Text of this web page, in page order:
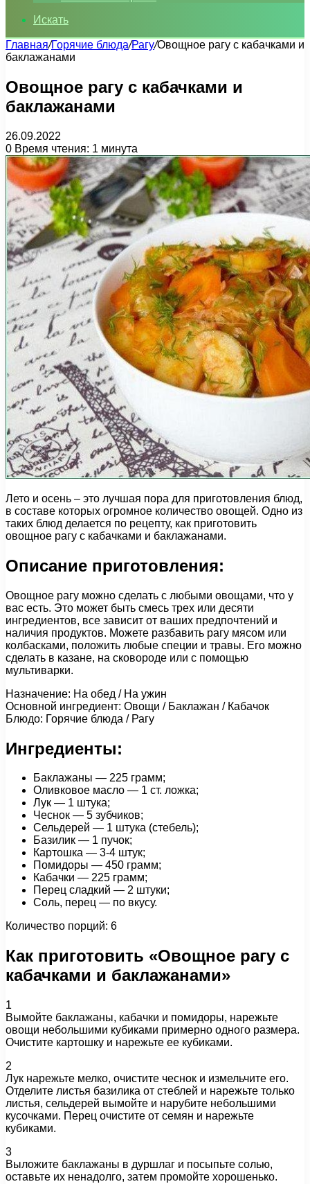
Искать
Главная/Горячие блюда/Рагу/Овощное рагу с кабачками и
баклажанами
Овощное рагу с кабачками и
баклажанами
26.09.2022
0 Время чтения: 1 минута
Лето и осень – это лучшая пора для приготовления блюд,
в составе которых огромное количество овощей. Одно из
таких блюд делается по рецепту, как приготовить
овощное рагу с кабачками и баклажанами.
Описание приготовления:
Овощное рагу можно сделать с любыми овощами, что у
вас есть. Это может быть смесь трех или десяти
ингредиентов, все зависит от ваших предпочтений и
наличия продуктов. Можете разбавить рагу мясом или
колбасками, положить любые специи и травы. Его можно
сделать в казане, на сковороде или с помощью
мультиварки.
Назначение: На обед / На ужин
Основной ингредиент: Овощи / Баклажан / Кабачок
Блюдо: Горячие блюда / Рагу
Ингредиенты:
Баклажаны — 225 грамм;
Оливковое масло — 1 ст. ложка;
Лук — 1 штука;
Чеснок — 5 зубчиков;
Сельдерей — 1 штука (стебель);
Базилик — 1 пучок;
Картошка — 3-4 штук;
Помидоры — 450 грамм;
Кабачки — 225 грамм;
Перец сладкий — 2 штуки;
Соль, перец — по вкусу.
Количество порций: 6
Как приготовить «Овощное рагу с
кабачками и баклажанами»
1
Вымойте баклажаны, кабачки и помидоры, нарежьте
овощи небольшими кубиками примерно одного размера.
Очистите картошку и нарежьте ее кубиками.
2
Лук нарежьте мелко, очистите чеснок и измельчите его.
Отделите листья базилика от стеблей и нарежьте только
листья, сельдерей вымойте и нарубите небольшими
кусочками. Перец очистите от семян и нарежьте
кубиками.
3
Выложите баклажаны в дуршлаг и посыпьте солью,
оставьте их ненадолго, затем промойте хорошенько.